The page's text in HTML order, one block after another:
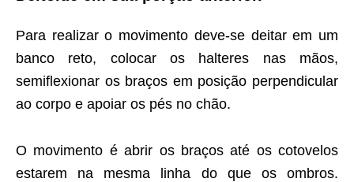
Para realizar o movimento deve-se deitar em um
banco reto, colocar os halteres nas mãos,
semiflexionar os braços em posição perpendicular
ao corpo e apoiar os pés no chão.
O movimento é abrir os braços até os cotovelos
estarem na mesma linha do que os ombros.